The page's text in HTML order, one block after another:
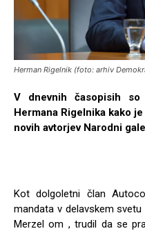
Herman Rigelnik (foto: arhiv
V dnevnih časopisih
Hermana Rigelnika kako
novih avtorjev Narodni
Kot dolgoletni član
mandata v delavskem
Merzel om , trudil da se